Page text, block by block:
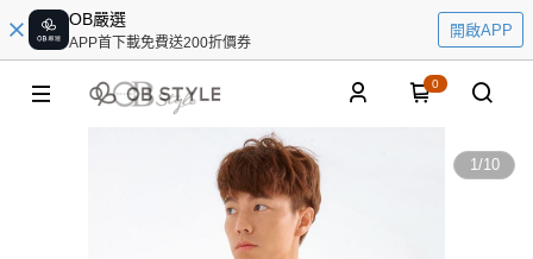
OB嚴選
APP首下載免費送200折價券
開啟APP
0
1/10